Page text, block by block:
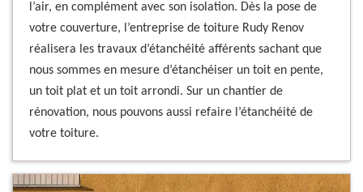
l’air, en complément avec son isolation. Dès la pose de
votre couverture, l’entreprise de toiture Rudy Renov
réalisera les travaux d’étanchéité afférents sachant que
nous sommes en mesure d’étanchéiser un toit en pente,
un toit plat et un toit arrondi. Sur un chantier de
rénovation, nous pouvons aussi refaire l’étanchéité de
votre toiture.